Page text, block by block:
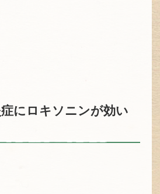
にロキソニンが効い